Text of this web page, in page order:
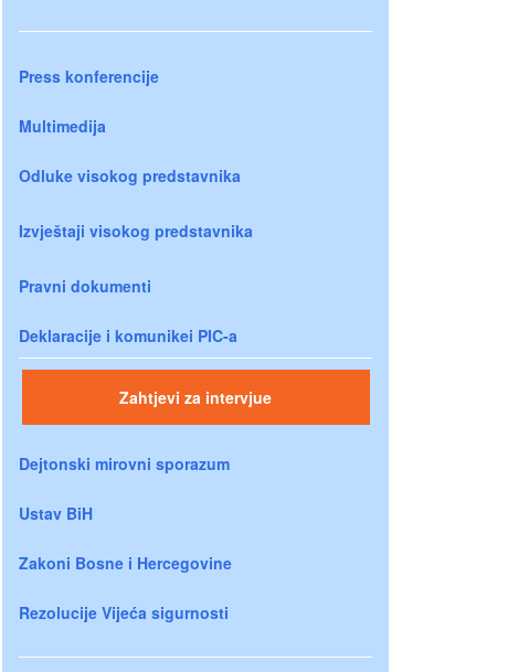
Press konferencije
Multimedija
Odluke visokog predstavnika
Izvještaji visokog predstavnika
Pravni dokumenti
Deklaracije i komunikei PIC-a
Zahtjevi za intervjue
Dejtonski mirovni sporazum
Ustav BiH
Zakoni Bosne i Hercegovine
Rezolucije Vijeća sigurnosti